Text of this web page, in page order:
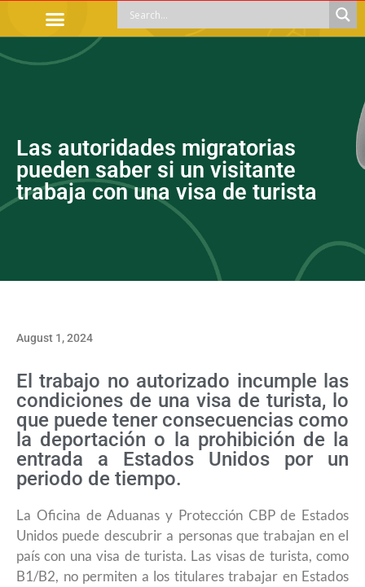
Las autoridades migratorias
pueden saber si un visitante
trabaja con una visa de turista
August 1, 2024
El trabajo no autorizado incumple las
condiciones de una visa de turista, lo
que puede tener consecuencias como
la deportación o la prohibición de la
entrada a Estados Unidos por un
periodo de tiempo.
La Oficina de Aduanas y Protección CBP de Estados
Unidos puede descubrir a personas que trabajan en el
país con una visa de turista. Las visas de turista, como
B1/B2, no permiten a los titulares trabajar en Estados